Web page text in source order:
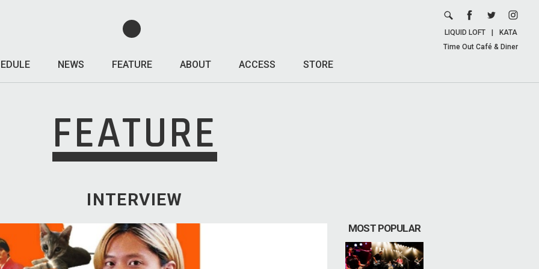
NEWS FEATURE ABOUT ACCESS STORE
LIQUID LOFT
KATA
Time Out Café & Diner
FEATURE
INTERVIEW
MOST POPULAR